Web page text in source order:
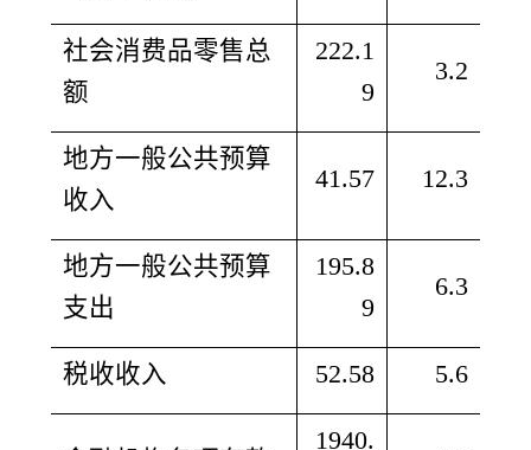
社会消费品零售总
额
222.1
9
3.2
地方一般公共预算
收入
41.57 12.3
地方一般公共预算
支出
195.8
9
6.3
税收收入 52.58 5.6
1940.